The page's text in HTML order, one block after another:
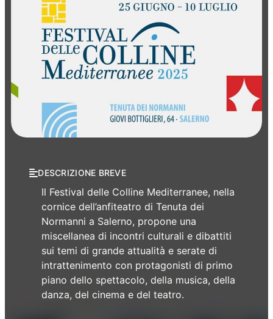
DESCRIZIONE BREVE
Il Festival delle Colline Mediterranee, nella
cornice dell’anfiteatro di Tenuta dei
Normanni a Salerno, propone una
miscellanea di incontri culturali e dibattiti
sui temi di grande attualità e serate di
intrattenimento con protagonisti di primo
piano dello spettacolo, della musica, della
danza, del cinema e del teatro.